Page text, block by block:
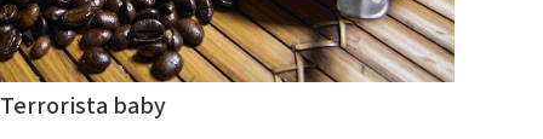
Terrorista baby